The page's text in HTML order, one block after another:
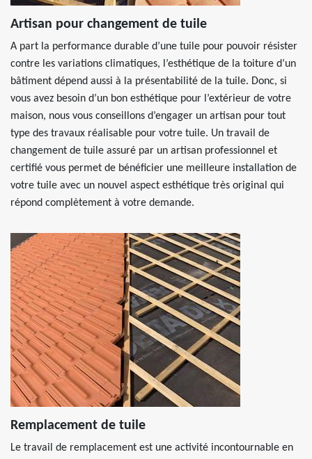
Artisan pour changement de tuile
A part la performance durable d’une tuile pour pouvoir résister
contre les variations climatiques, l’esthétique de la toiture d’un
bâtiment dépend aussi à la présentabilité de la tuile. Donc, si
vous avez besoin d’un bon esthétique pour l’extérieur de votre
maison, nous vous conseillons d’engager un artisan pour tout
type des travaux réalisable pour votre tuile. Un travail de
changement de tuile assuré par un artisan professionnel et
certifié vous permet de bénéficier une meilleure installation de
votre tuile avec un nouvel aspect esthétique très original qui
répond complètement à votre demande.
Remplacement de tuile
Le travail de remplacement est une activité incontournable en